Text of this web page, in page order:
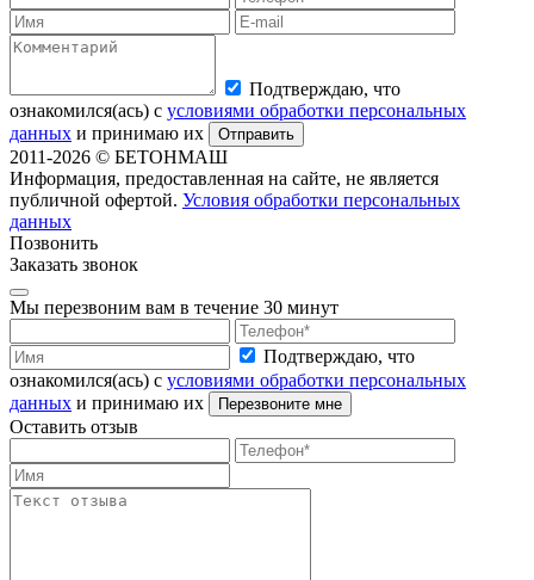
Подтверждаю, что
ознакомился(ась) с условиями обработки персональных
данных и принимаю их Отправить
2011-2026 © БЕТОНМАШ
Информация, предоставленная на сайте, не является
публичной офертой. Условия обработки персональных
данных
Позвонить
Заказать звонок
Мы перезвоним вам в течение 30 минут
Подтверждаю, что
ознакомился(ась) с условиями обработки персональных
данных и принимаю их Перезвоните мне
Оставить отзыв